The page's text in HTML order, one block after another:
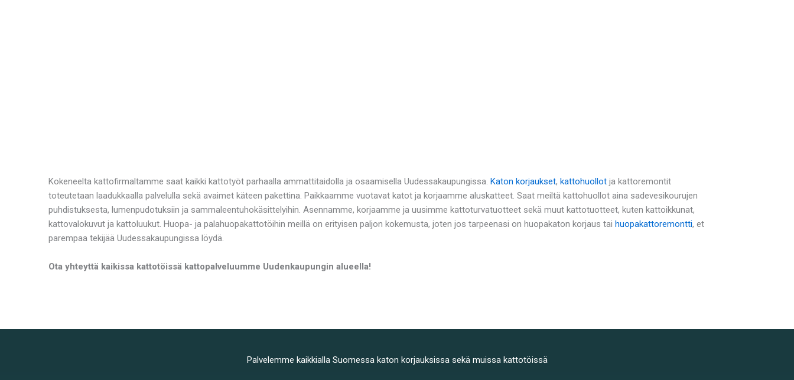
Kokeneelta kattofirmaltamme saat kaikki kattotyöt parhaalla ammattitaidolla ja osaamisella Uudessakaupungissa. Katon korjaukset, kattohuollot ja kattoremontit
toteutetaan laadukkaalla palvelulla sekä avaimet käteen pakettina. Paikkaamme vuotavat katot ja korjaamme aluskatteet. Saat meiltä kattohuollot aina sadevesikourujen
puhdistuksesta, lumenpudotuksiin ja sammaleentuhokäsittelyihin. Asennamme, korjaamme ja uusimme kattoturvatuotteet sekä muut kattotuotteet, kuten kattoikkunat,
kattovalokuvut ja kattoluukut. Huopa- ja palahuopakattotöihin meillä on erityisen paljon kokemusta, joten jos tarpeenasi on huopakaton korjaus tai huopakattoremontti, et
parempaa tekijää Uudessakaupungissa löydä.
Ota yhteyttä kaikissa kattotöissä kattopalveluumme Uudenkaupungin alueella!
Palvelemme kaikkialla Suomessa katon korjauksissa sekä muissa kattotöissä